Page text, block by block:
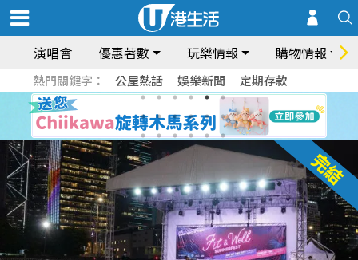
演唱會 優惠著數 玩樂情報 購物情報
熱門關鍵字： 公屋熱話 娛樂新聞 定期存款